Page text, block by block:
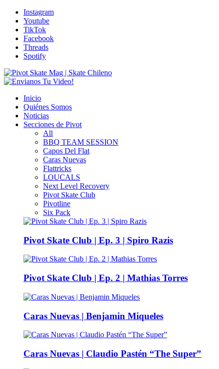
Instagram
Youtube
TikTok
Facebook
Threads
Spotify
Inicio
Quiénes Somos
Noticias
Secciones de Pivot
All
BBQ TEAM SESSION
Capos Del Flat
Caras Nuevas
Flattricks
LOUCALS
Next Level Recovery
Pivot Skate Club
Pivotline
Six Pack
Pivot Skate Club | Ep. 3 | Spiro Razis
Pivot Skate Club | Ep. 2 | Mathias Torres
Caras Nuevas | Benjamin Miqueles
Caras Nuevas | Claudio Pastén “The Super”